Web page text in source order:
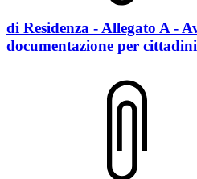
di Residenza - Allegato A -
documentazione per